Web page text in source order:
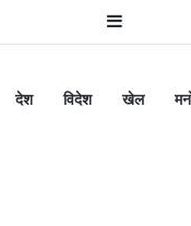
Sidebar
देश विदेश खेल